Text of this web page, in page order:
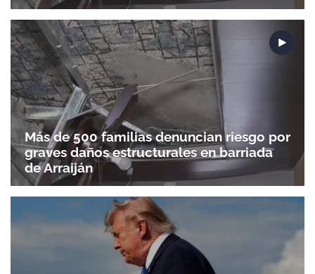
Más de 500 familias denuncian riesgo por
graves daños estructurales en barriada
de Arraiján